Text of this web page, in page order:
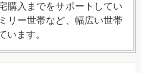
購入までをサポートしてい
リー世帯など、幅広い世帯
います。